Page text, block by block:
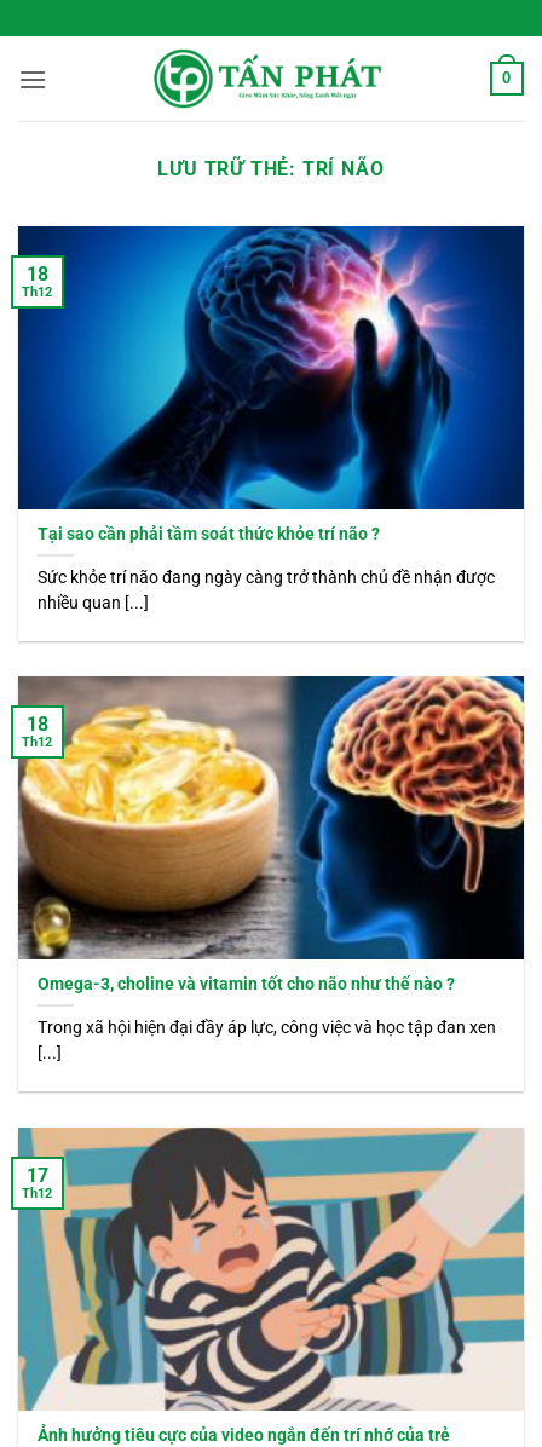
qua
nội
0
LƯU TRỮ THẺ: TRÍ NÃO
Tại sao cần phải tầm soát thức khỏe trí não ?
Sức khỏe trí não đang ngày càng trở thành chủ đề nhận được
nhiều quan [...]
18
Th12
Omega-3, choline và vitamin tốt cho não như thế nào ?
Trong xã hội hiện đại đầy áp lực, công việc và học tập đan xen
[...]
18
Th12
Ảnh hưởng tiêu cực của video ngắn đến trí nhớ của trẻ
17
Th12